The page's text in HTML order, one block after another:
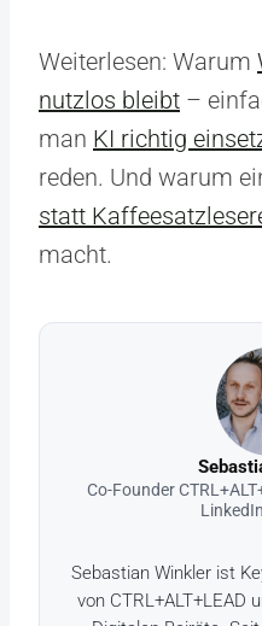
Weiterlesen: Warum
nutzlos bleibt –
man KI richtig
reden. Und warum
statt
macht.
Co-Founder
Sebastian Winkler ist
von CTRL+ALT+LEAD